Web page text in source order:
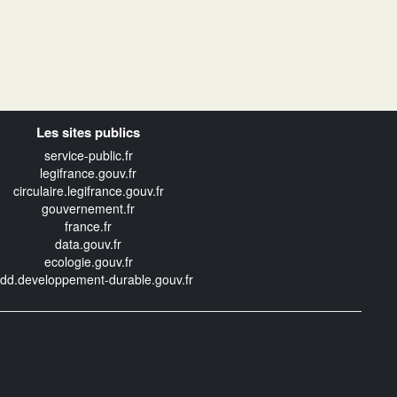
Les sites publics
service-public.fr
legifrance.gouv.fr
circulaire.legifrance.gouv.fr
gouvernement.fr
france.fr
data.gouv.fr
ecologie.gouv.fr
durable.gouv.fr